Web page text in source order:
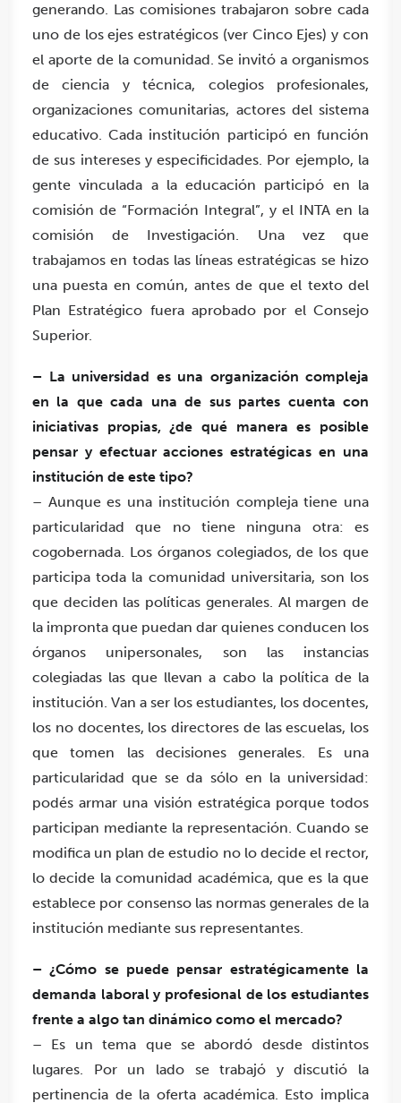
generando. Las comisiones trabajaron sobre cada
uno de los ejes estratégicos (ver Cinco Ejes) y con
el aporte de la comunidad. Se invitó a organismos
de ciencia y técnica, colegios profesionales,
organizaciones comunitarias, actores del sistema
educativo. Cada institución participó en función
de sus intereses y especificidades. Por ejemplo, la
gente vinculada a la educación participó en la
comisión de “Formación Integral”, y el INTA en la
comisión de Investigación. Una vez que
trabajamos en todas las líneas estratégicas se hizo
una puesta en común, antes de que el texto del
Plan Estratégico fuera aprobado por el Consejo
Superior.
– La universidad es una organización compleja
en la que cada una de sus partes cuenta con
iniciativas propias, ¿de qué manera es posible
pensar y efectuar acciones estratégicas en una
institución de este tipo?
– Aunque es una institución compleja tiene una
particularidad que no tiene ninguna otra: es
cogobernada. Los órganos colegiados, de los que
participa toda la comunidad universitaria, son los
que deciden las políticas generales. Al margen de
la impronta que puedan dar quienes conducen los
órganos unipersonales, son las instancias
colegiadas las que llevan a cabo la política de la
institución. Van a ser los estudiantes, los docentes,
los no docentes, los directores de las escuelas, los
que tomen las decisiones generales. Es una
particularidad que se da sólo en la universidad:
podés armar una visión estratégica porque todos
participan mediante la representación. Cuando se
modifica un plan de estudio no lo decide el rector,
lo decide la comunidad académica, que es la que
establece por consenso las normas generales de la
institución mediante sus representantes.
– ¿Cómo se puede pensar estratégicamente la
demanda laboral y profesional de los estudiantes
frente a algo tan dinámico como el mercado?
– Es un tema que se abordó desde distintos
lugares. Por un lado se trabajó y discutió la
pertinencia de la oferta académica. Esto implica